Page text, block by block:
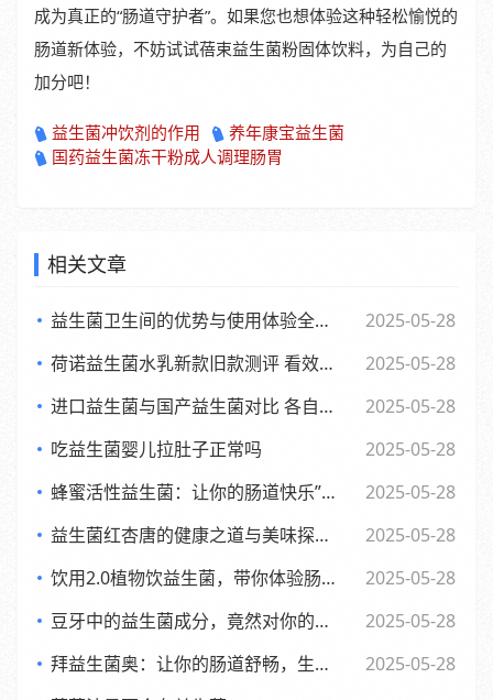
成为真正的“肠道守护者”。如果您也想体验这种轻松愉悦的
肠道新体验，不妨试试蓓束益生菌粉固体饮料，为自己的
加分吧！
益生菌冲饮剂的作用
养年康宝益生菌
国药益生菌冻干粉成人调理肠胃
相关文章
益生菌卫生间的优势与使用体验全面解析
2025-05-28
荷诺益生菌水乳新款旧款测评 看效果差异与使用感受
2025-05-28
进口益生菌与国产益生菌对比 各自优势及消费者该如何选择
2025-05-28
吃益生菌婴儿拉肚子正常吗
2025-05-28
蜂蜜活性益生菌：让你的肠道快乐”起来，享受生活每一天
2025-05-28
益生菌红杏唐的健康之道与美味探索之旅
2025-05-28
饮用2.0植物饮益生菌，带你体验肠道的全新活力风暴
2025-05-28
豆牙中的益生菌成分，竟然对你的肠道有如此奇妙的影响
2025-05-28
拜益生菌奥：让你的肠道舒畅，生活更轻松的小助手”
2025-05-28